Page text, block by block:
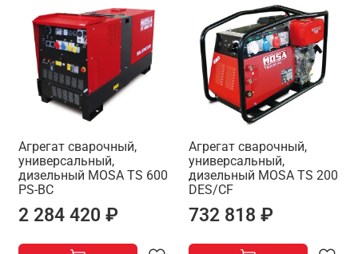
Агрегат сварочный,
универсальный,
дизельный MOSA TS 600
PS-BC
2 284 420 ₽
Агрегат сварочный,
универсальный,
дизельный MOSA TS 200
DES/CF
732 818 ₽